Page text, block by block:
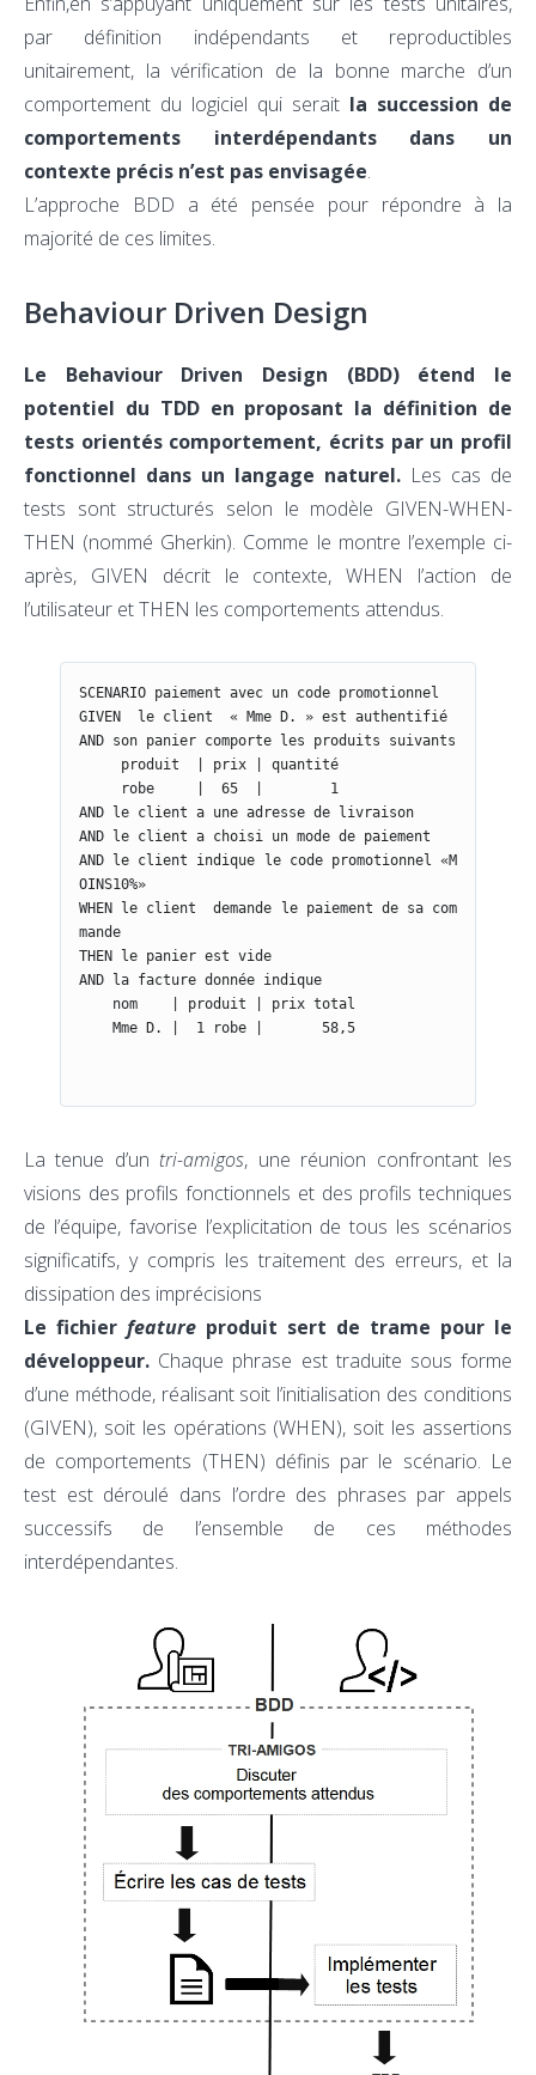
par définition indépendants et reproductibles
unitairement, la vérification de la bonne marche d’un
comportement du logiciel qui serait la succession de
comportements interdépendants dans un
contexte précis n’est pas envisagée.
L’approche BDD a été pensée pour répondre à la
majorité de ces limites.
Behaviour Driven Design
Le Behaviour Driven Design (BDD) étend le
potentiel du TDD en proposant la définition de
tests orientés comportement, écrits par un profil
fonctionnel dans un langage naturel. Les cas de
tests sont structurés selon le modèle GIVEN-WHEN-
THEN (nommé Gherkin). Comme le montre l’exemple ci-
après, GIVEN décrit le contexte, WHEN l’action de
l’utilisateur et THEN les comportements attendus.
SCENARIO paiement avec un code promotionnel
GIVEN  le client  « Mme D. » est authentifié
AND son panier comporte les produits suivants
AND le client a une adresse de livraison
AND le client a choisi un mode de paiement
AND le client indique le code promotionnel «M
OINS10%»
WHEN le client  demande le paiement de sa com
mande
THEN le panier est vide
AND la facture donnée indique
La tenue d’un tri-amigos, une réunion confrontant les
visions des profils fonctionnels et des profils techniques
de l’équipe, favorise l’explicitation de tous les scénarios
significatifs, y compris les traitement des erreurs, et la
dissipation des imprécisions
Le fichier feature produit sert de trame pour le
développeur. Chaque phrase est traduite sous forme
d’une méthode, réalisant soit l’initialisation des conditions
(GIVEN), soit les opérations (WHEN), soit les assertions
de comportements (THEN) définis par le scénario. Le
test est déroulé dans l’ordre des phrases par appels
successifs de l’ensemble de ces méthodes
interdépendantes.